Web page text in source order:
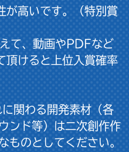
が高いです。（特別賞
て、動画やPDFなど
頂けると上位入賞確率
関わる開発素材（各
ンド等）は二次創作作
ものとしてください。